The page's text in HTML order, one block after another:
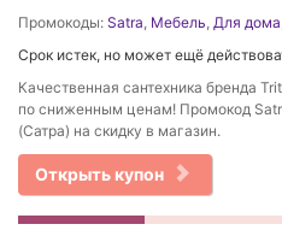
Промокоды: Satra, Мебель, Для дома
Срок истек, но может ещё
Качественная сантехника бренда
по сниженным ценам! Промокод
(Сатра) на скидку в магазин.
Открыть купон